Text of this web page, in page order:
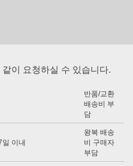
이 요청하실 수 있습니다.
반품/교환
배송비 부
담
이내
왕복 배송
비 구매자
부담